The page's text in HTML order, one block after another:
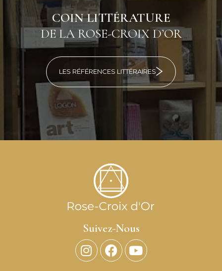
COIN LITTÉRATURE
DE LA ROSE-CROIX D’OR
LES RÉFÉRENCES LITTÉRAIRES
Suivez-Nous